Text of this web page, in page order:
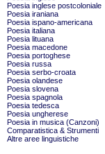
Poesia inglese postcoloniale
Poesia iraniana
Poesia ispano-americana
Poesia italiana
Poesia lituana
Poesia macedone
Poesia portoghese
Poesia russa
Poesia serbo-croata
Poesia olandese
Poesia slovena
Poesia spagnola
Poesia tedesca
Poesia ungherese
Poesia in musica (Canzoni)
Comparatistica & Strumenti
Altre aree linguistiche